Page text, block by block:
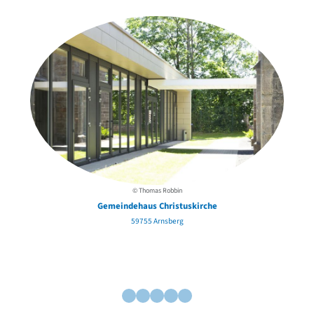
Harald Deilmann
Gottfried Böhm
Schneider von Esleben
Peter Behrens
Auszeichnung vorbildlicher Bauten NRW 2020
Big Beautiful Buildings (Großbauten der Nachkriegszeit)
Epochen
Gesamtübersicht...
Gegenwart
Postmoderne
© Thomas Robbin
Gemeindehaus Christuskirche
59755 Arnsberg